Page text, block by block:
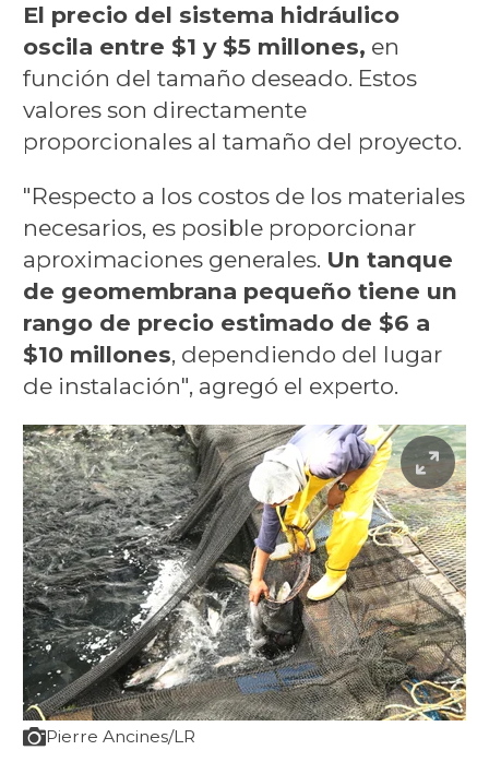
El precio del sistema hidráulico
oscila entre $1 y $5 millones, en
función del tamaño deseado. Estos
valores son directamente
proporcionales al tamaño del proyecto.
"Respecto a los costos de los materiales
necesarios, es posible proporcionar
aproximaciones generales. Un tanque
de geomembrana pequeño tiene un
rango de precio estimado de $6 a
$10 millones, dependiendo del lugar
de instalación", agregó el experto.
Pierre Ancines/LR